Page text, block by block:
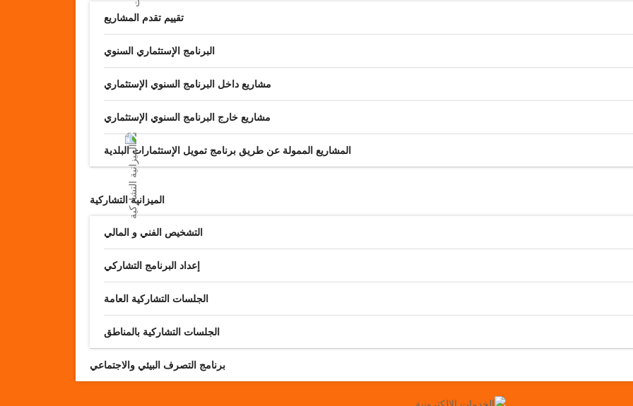
تقييم تقدم المشاريع
البرنامج الإستثماري السنوي
مشاريع داخل البرنامج السنوي الإستثماري
مشاريع خارج البرنامج السنوي الإستثماري
المشاريع الممولة عن طريق برنامج تمويل الإستثمارات البلدية
الميزانية التشاركية
التشخيص الفني و المالي
إعداد البرنامج التشاركي
الجلسات التشاركية العامة
الجلسات التشاركية بالمناطق
برنامج التصرف البيئي والاجتماعي